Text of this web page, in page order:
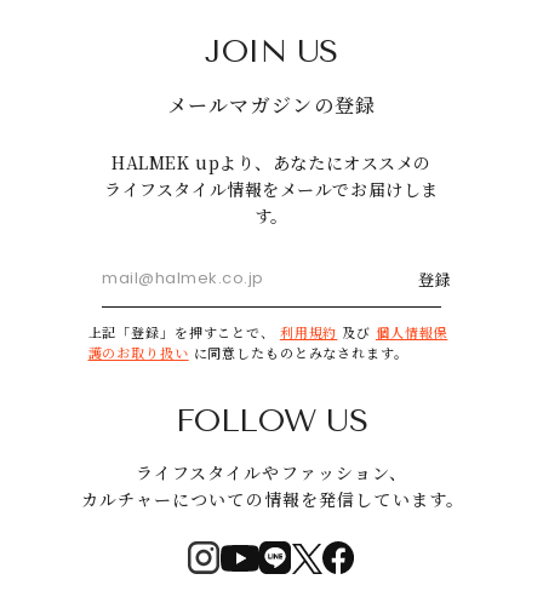
JOIN US
メールマガジンの登録
HALMEK upより、あなたにオススメの
ライフスタイル情報をメールでお届けしま
す。
登録
上記「登録」を押すことで、 利用規約 及び 個人情報保
護のお取り扱い に同意したものとみなされます。
FOLLOW US
ライフスタイルやファッション、
カルチャーについての情報を発信しています。